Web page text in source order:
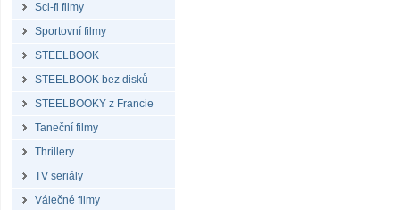
Sci-fi filmy
Sportovní filmy
STEELBOOK
STEELBOOK bez disků
STEELBOOKY z Francie
Taneční filmy
Thrillery
TV seriály
Válečné filmy